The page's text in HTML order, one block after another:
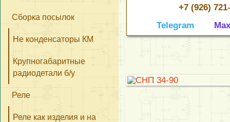
+7 (926)
Telegram
Max
Сборка посылок
Не конденсаторы КМ
Крупногабаритные
радиодетали б/у
Реле
Реле как изделия и на